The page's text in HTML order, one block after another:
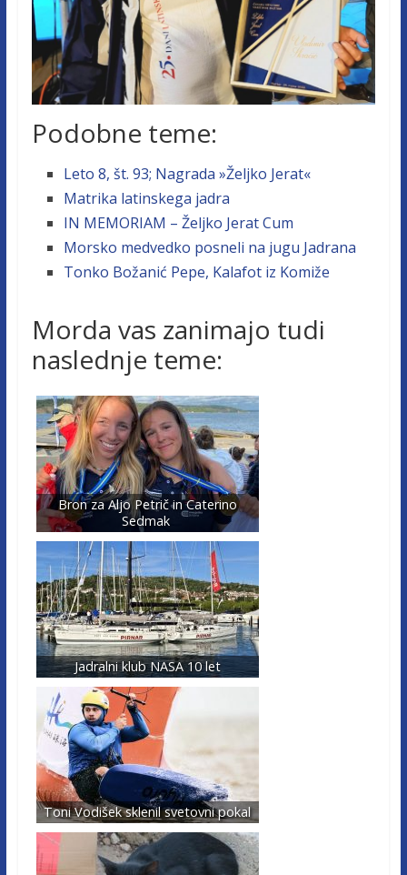
Podobne teme:
Leto 8, št. 93; Nagrada »Željko Jerat«
Matrika latinskega jadra
IN MEMORIAM – Željko Jerat Cum
Morsko medvedko posneli na jugu Jadrana
Tonko Božanić Pepe, Kalafot iz Komiže
Morda vas zanimajo tudi
naslednje teme:
Bron za Aljo Petrič in Caterino
Sedmak
Jadralni klub NASA 10 let
Toni Vodišek sklenil svetovni pokal